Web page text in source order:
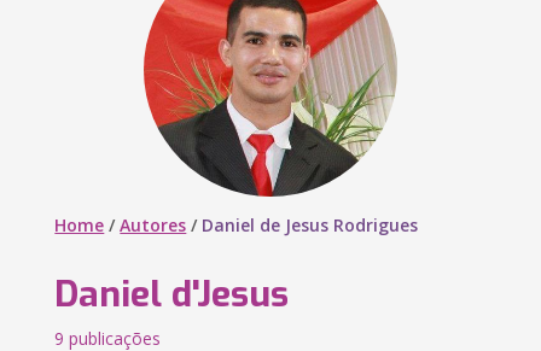
Home /Autores / Daniel de Jesus Rodrigues
Daniel d'Jesus
9 publicações